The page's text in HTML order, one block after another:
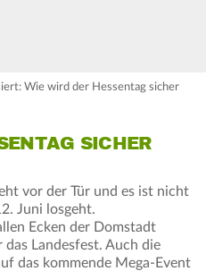
Wie wird der Hessentag sicher
SICHER
vor der Tür und es ist nicht
Juni losgeht.
Ecken der Domstadt
Landesfest. Auch die
das kommende Mega-Event